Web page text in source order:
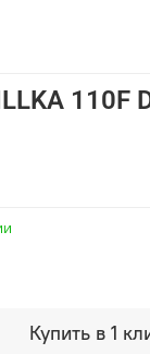
110F
Купить в 1